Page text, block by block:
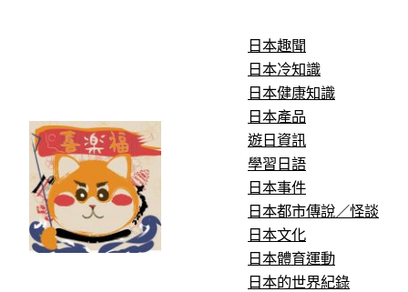
日本趣聞
日本冷知識
日本健康知識
日本產品
遊日資訊
學習日語
日本事件
日本都市傳說／怪談
日本文化
日本體育運動
日本的世界紀錄